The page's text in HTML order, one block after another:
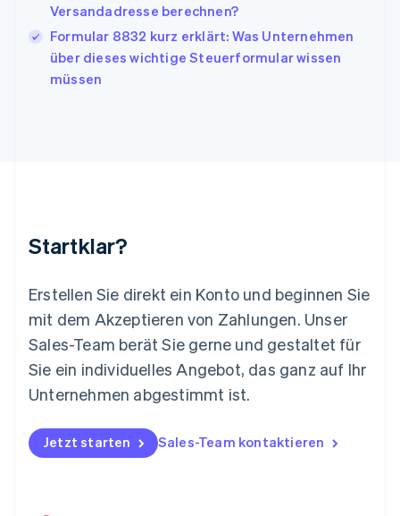
Versandadresse berechnen?
Formular 8832 kurz erklärt: Was Unternehmen
über dieses wichtige Steuerformular wissen
müssen
Startklar?
Erstellen Sie direkt ein Konto und beginnen Sie
mit dem Akzeptieren von Zahlungen. Unser
Sales-Team berät Sie gerne und gestaltet für
Sie ein individuelles Angebot, das ganz auf Ihr
Unternehmen abgestimmt ist.
Jetzt starten Sales-Team kontaktieren
Kanada
English Français
Kroatien
English
Lettland
English 简体中文
English
Mexiko
Español English
Neuseeland
English
NederlandsEnglish
English
Österreich